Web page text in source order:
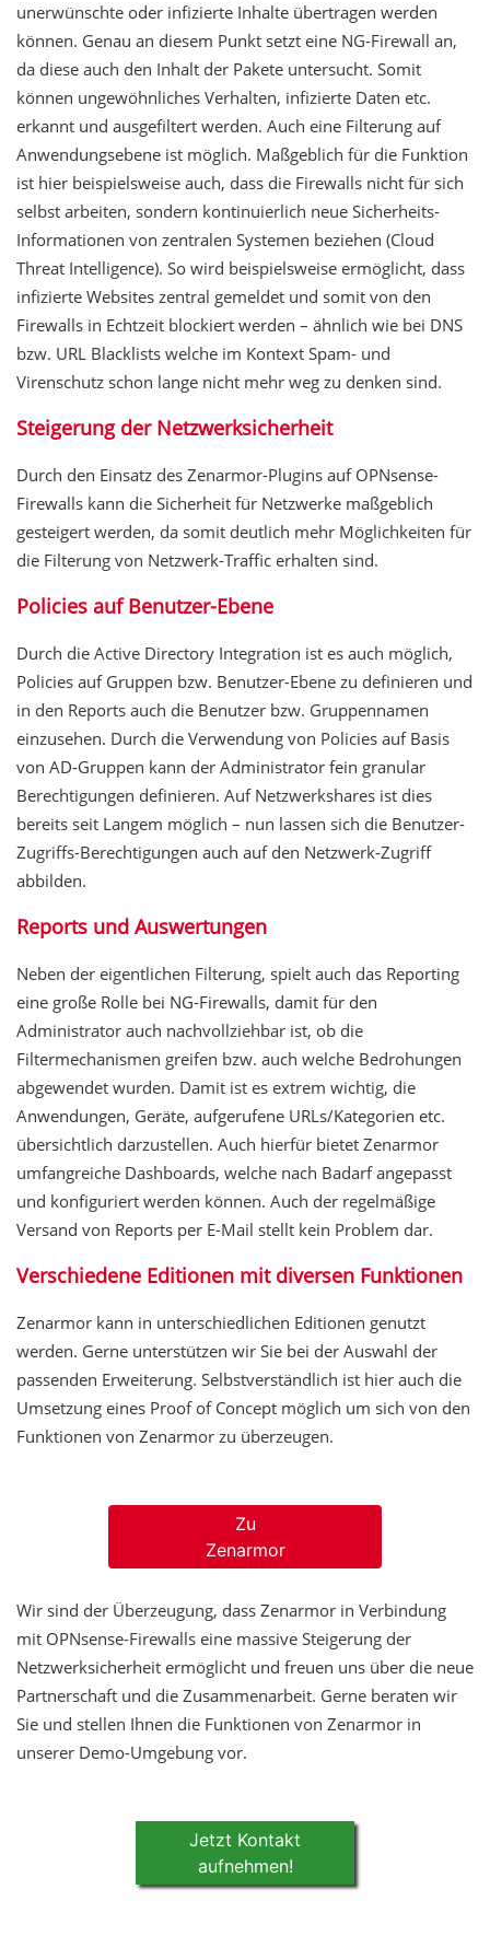
unerwünschte oder infizierte Inhalte übertragen werden
können. Genau an diesem Punkt setzt eine NG-Firewall an,
da diese auch den Inhalt der Pakete untersucht. Somit
können ungewöhnliches Verhalten, infizierte Daten etc.
erkannt und ausgefiltert werden. Auch eine Filterung auf
Anwendungsebene ist möglich. Maßgeblich für die Funktion
ist hier beispielsweise auch, dass die Firewalls nicht für sich
selbst arbeiten, sondern kontinuierlich neue Sicherheits-
Informationen von zentralen Systemen beziehen (Cloud
Threat Intelligence). So wird beispielsweise ermöglicht, dass
infizierte Websites zentral gemeldet und somit von den
Firewalls in Echtzeit blockiert werden – ähnlich wie bei DNS
bzw. URL Blacklists welche im Kontext Spam- und
Virenschutz schon lange nicht mehr weg zu denken sind.
Steigerung der Netzwerksicherheit
Durch den Einsatz des Zenarmor-Plugins auf OPNsense-
Firewalls kann die Sicherheit für Netzwerke maßgeblich
gesteigert werden, da somit deutlich mehr Möglichkeiten für
die Filterung von Netzwerk-Traffic erhalten sind.
Policies auf Benutzer-Ebene
Durch die Active Directory Integration ist es auch möglich,
Policies auf Gruppen bzw. Benutzer-Ebene zu definieren und
in den Reports auch die Benutzer bzw. Gruppennamen
einzusehen. Durch die Verwendung von Policies auf Basis
von AD-Gruppen kann der Administrator fein granular
Berechtigungen definieren. Auf Netzwerkshares ist dies
bereits seit Langem möglich – nun lassen sich die Benutzer-
Zugriffs-Berechtigungen auch auf den Netzwerk-Zugriff
abbilden.
Reports und Auswertungen
Neben der eigentlichen Filterung, spielt auch das Reporting
eine große Rolle bei NG-Firewalls, damit für den
Administrator auch nachvollziehbar ist, ob die
Filtermechanismen greifen bzw. auch welche Bedrohungen
abgewendet wurden. Damit ist es extrem wichtig, die
Anwendungen, Geräte, aufgerufene URLs/Kategorien etc.
übersichtlich darzustellen. Auch hierfür bietet Zenarmor
umfangreiche Dashboards, welche nach Badarf angepasst
und konfiguriert werden können. Auch der regelmäßige
Versand von Reports per E-Mail stellt kein Problem dar.
Verschiedene Editionen mit diversen Funktionen
Zenarmor kann in unterschiedlichen Editionen genutzt
werden. Gerne unterstützen wir Sie bei der Auswahl der
passenden Erweiterung. Selbstverständlich ist hier auch die
Umsetzung eines Proof of Concept möglich um sich von den
Funktionen von Zenarmor zu überzeugen.
Zu
Zenarmor
Wir sind der Überzeugung, dass Zenarmor in Verbindung
mit OPNsense-Firewalls eine massive Steigerung der
Netzwerksicherheit ermöglicht und freuen uns über die neue
Partnerschaft und die Zusammenarbeit. Gerne beraten wir
Sie und stellen Ihnen die Funktionen von Zenarmor in
unserer Demo-Umgebung vor.
Jetzt Kontakt
aufnehmen!